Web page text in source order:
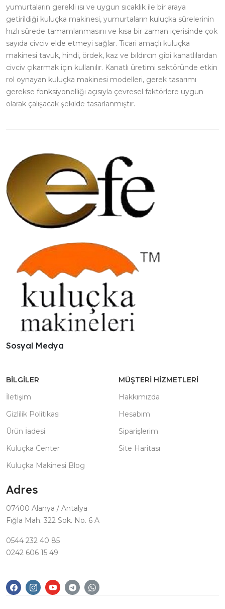
yumurtaların gerekli ısı ve uygun sıcaklık ile bir araya
getirildiği kuluçka makinesi, yumurtaların kuluçka sürelerinin
hızlı sürede tamamlanmasını ve kısa bir zaman içerisinde çok
sayıda civciv elde etmeyi sağlar. Ticari amaçlı kuluçka
makinesi tavuk, hindi, ördek, kaz ve bıldırcın gibi kanatlılardan
civciv çıkarmak için kullanılır. Kanatlı üretimi sektöründe etkin
rol oynayan kuluçka makinesi modelleri, gerek tasarımı
gerekse fonksiyonelliği açısıyla çevresel faktörlere uygun
olarak çalışacak şekilde tasarlanmıştır.
Sosyal Medya
BILGILER
İletişim
Gizlilik Politikası
Ürün İadesi
Kuluçka Center
Kuluçka Makinesi Blog
MÜŞTERI HIZMETLERI
Hakkımızda
Hesabım
Siparişlerim
Site Haritası
Adres
07400 Alanya / Antalya
Fığla Mah. 322 Sok. No. 6 A
0544 232 40 85
0242 606 15 49